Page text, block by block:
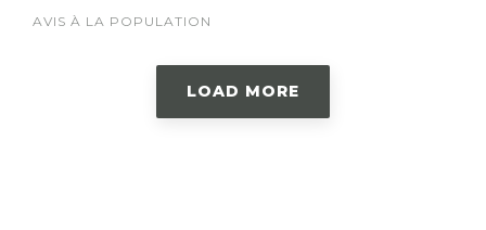
AVIS À LA POPULATION
LOAD MORE